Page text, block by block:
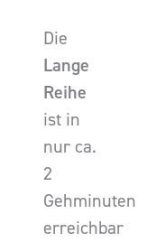
Die
Lange
Reihe
ist in
nur ca.
2
Gehminuten
erreichbar